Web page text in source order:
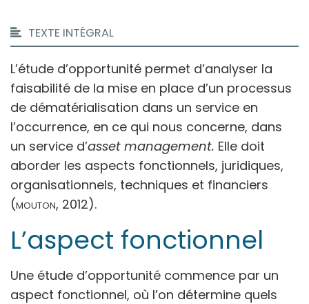
TEXTE INTÉGRAL
L’étude d’opportunité permet d’analyser la
faisabilité de la mise en place d’un processus
de dématérialisation dans un service en
l’occurrence, en ce qui nous concerne, dans
un service d’asset management. Elle doit
aborder les aspects fonctionnels, juridiques,
organisationnels, techniques et financiers
(mouton, 2012).
L’aspect fonctionnel
Une étude d’opportunité commence par un
aspect fonctionnel, où l’on détermine quels